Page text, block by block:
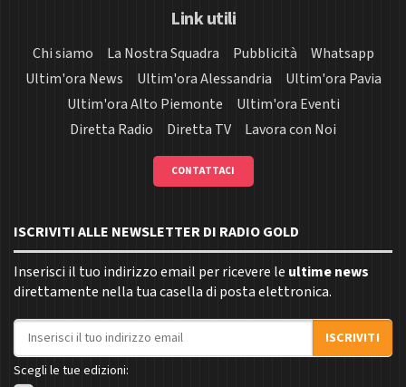
Link utili
Chi siamo La Nostra Squadra Pubblicità
Whatsapp
Ultim'ora News
Ultim'ora Alessandria
Ultim'ora Pavia
Ultim'ora Alto Piemonte
Ultim'ora Eventi
Diretta Radio
Diretta TV Lavora con Noi
CONTATTACI
ISCRIVITI ALLE NEWSLETTER DI RADIO GOLD
Inserisci il tuo indirizzo email per ricevere le ultime news
direttamente nella tua casella di posta elettronica.
Indirizzo email
ISCRIVITI
Scegli le tue edizioni: